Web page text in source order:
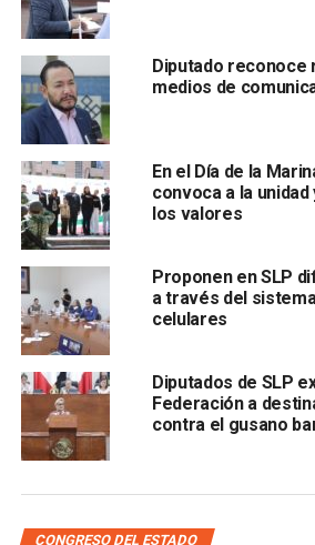
puesel compromiso de las y los
permitirá la creación de alrededor
empleos en tiempos tan
se viven a causa de la pandemia
.
La diputada señaló que también se
acuerdo para solicitar a diferentes
ejecutivo estatal el informe de
ocho hectáreas en Soledad de
una obra de asistencia de carácter
Diputado reconoce
medios de
En el Día de la
convoca a la
los valores
Proponen en SLP
a través del
celulares
Diputados de SLP
Federación a
contra el gusano
CONGRESO DEL ESTADO